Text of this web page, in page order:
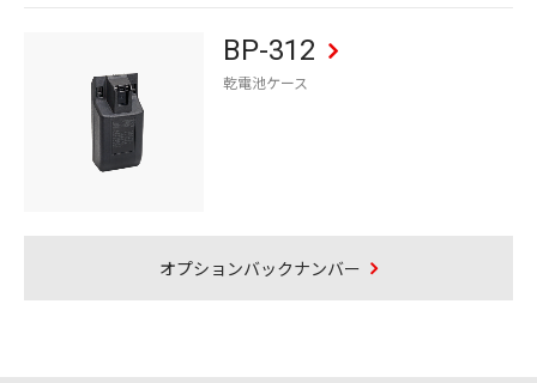
BP-312
乾電池ケース
オプションバックナンバー